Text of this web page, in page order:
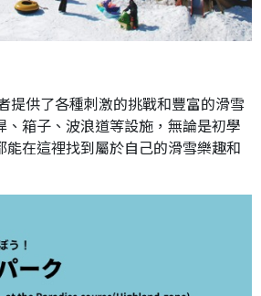
提供了各種刺激的挑戰和豐富的滑雪
箱子、波浪道等設施，無論是初學
在這裡找到屬於自己的滑雪樂趣和